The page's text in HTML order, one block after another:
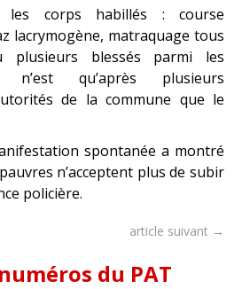
les corps habillés : course
lacrymogène, matraquage tous
blessés parmi les
n’est qu’après plusieurs
de la commune que le
spontanée a montré
n’acceptent plus de subir
policière.
article suivant →
du PAT